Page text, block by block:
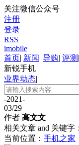
关注微信公众号
注册
登录
RSS
imobile
首页| 新闻| 导购| 评测 |
新锐手机
业界动态|
-2021-
03/29
作者 高文文
相关文章 and 关键字：
当前位置： 手机之家